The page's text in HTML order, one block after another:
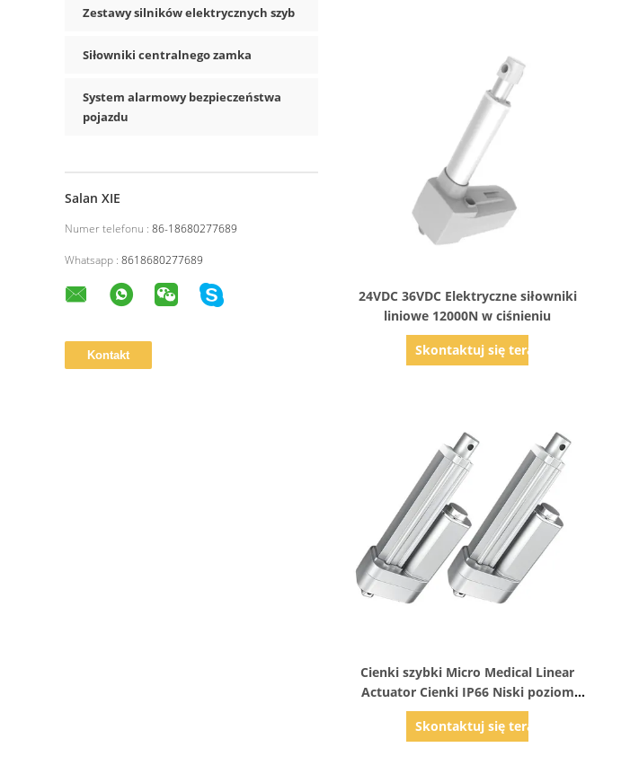
Zestawy silników elektrycznych szyb
Siłowniki centralnego zamka
System alarmowy bezpieczeństwa
pojazdu
Salan XIE
Numer telefonu : 86-18680277689
Whatsapp : 8618680277689
24VDC 36VDC Elektryczne siłowniki
liniowe 12000N w ciśnieniu
Skontaktuj się teraz
Cienki szybki Micro Medical Linear
Actuator Cienki IP66 Niski poziom
hałasu
Skontaktuj się teraz